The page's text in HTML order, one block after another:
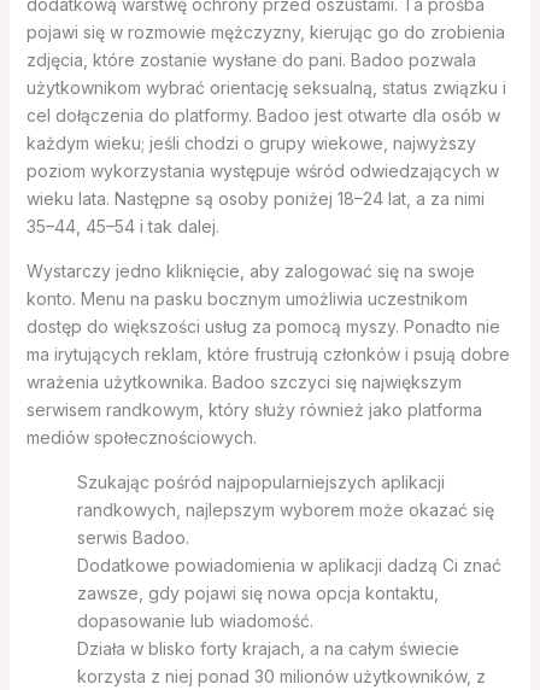
pojawi się w rozmowie mężczyzny, kierując go do zrobienia
zdjęcia, które zostanie wysłane do pani. Badoo pozwala
użytkownikom wybrać orientację seksualną, status związku i
cel dołączenia do platformy. Badoo jest otwarte dla osób w
każdym wieku; jeśli chodzi o grupy wiekowe, najwyższy
poziom wykorzystania występuje wśród odwiedzających w
wieku lata. Następne są osoby poniżej 18–24 lat, a za nimi
35–44, 45–54 i tak dalej.
Wystarczy jedno kliknięcie, aby zalogować się na swoje
konto. Menu na pasku bocznym umożliwia uczestnikom
dostęp do większości usług za pomocą myszy. Ponadto nie
ma irytujących reklam, które frustrują członków i psują dobre
wrażenia użytkownika. Badoo szczyci się największym
serwisem randkowym, który służy również jako platforma
mediów społecznościowych.
Szukając pośród najpopularniejszych aplikacji
randkowych, najlepszym wyborem może okazać się
serwis Badoo.
Dodatkowe powiadomienia w aplikacji dadzą Ci znać
zawsze, gdy pojawi się nowa opcja kontaktu,
dopasowanie lub wiadomość.
Działa w blisko forty krajach, a na całym świecie
korzysta z niej ponad 30 milionów użytkowników, z